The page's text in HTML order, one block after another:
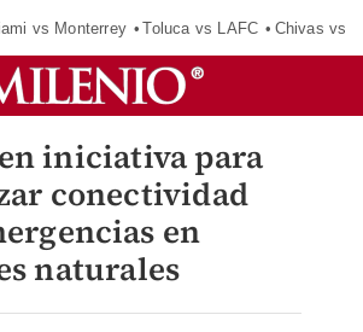
vs Monterrey Toluca vs LAFC Chivas vs
iniciativa para
conectividad
en
naturales